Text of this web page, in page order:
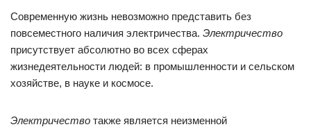
Современную жизнь невозможно представить без
повсеместного наличия электричества. Электричество
присутствует абсолютно во всех сферах
жизнедеятельности людей: в промышленности и сельском
хозяйстве, в науке и космосе.
Электричество также является неизменной